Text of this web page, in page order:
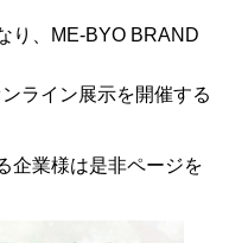
り、ME-BYO BRAND
ライン展示を開催する
企業様は是非ページを